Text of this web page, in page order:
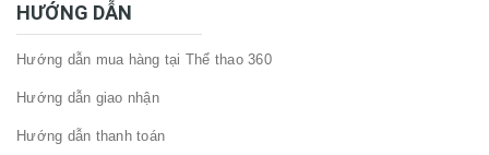
HƯỚNG DẪN
Hướng dẫn mua hàng tại Thể thao 360
Hướng dẫn giao nhận
Hướng dẫn thanh toán